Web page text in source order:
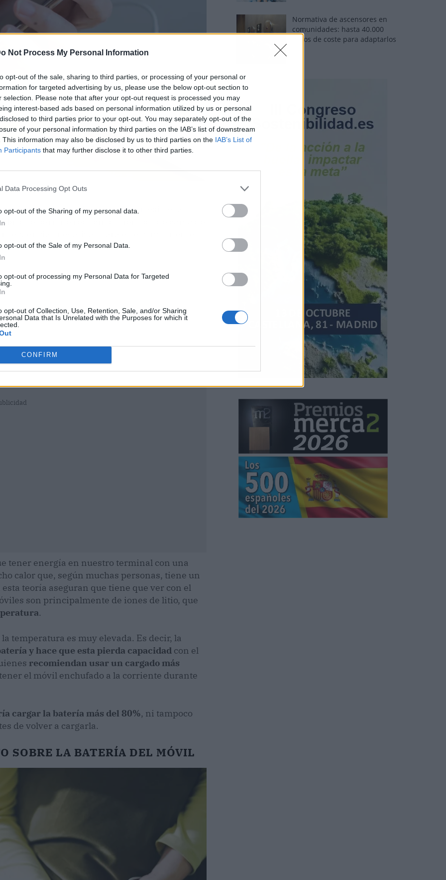
Not Process My Personal Information
opt-out of the sale, sharing to third parties, or processing of your personal or
for targeted advertising by us, please use the below opt-out section to
selection. Please note that after your opt-out request is processed you may
interest-based ads based on personal information utilized by us or personal
to third parties prior to your opt-out. You may separately opt-out of the
of your personal information by third parties on the IAB’s list of downstream
This information may also be disclosed by us to third parties on the IAB’s List of
Participants that may further disclose it to other third parties.
Data Processing Opt Outs
opt-out of the Sharing of my personal data.
opt-out of the Sale of my Personal Data.
opt-out of processing my Personal Data for Targeted
opt-out of Collection, Use, Retention, Sale, and/or Sharing
Data that Is Unrelated with the Purposes for which it
CONFIRM
móvil por la noche daña la batería
negativas para este componente.
tener energía en nuestro terminal con una
calor que, según muchas personas, tiene un
teoría aseguran que tiene que ver con el
son principalmente de iones de litio, que
.
temperatura es muy elevada. Es decir, la
y hace que esta pierda capacidad con el
recomiendan usar un cargado más
el móvil enchufado a la corriente durante
cargar la batería más del 80%, ni tampoco
de volver a cargarla.
SOBRE LA BATERÍA DEL MÓVIL
Normativa de ascensores en
comunidades: hasta 40.000
euros de coste para adaptarlos